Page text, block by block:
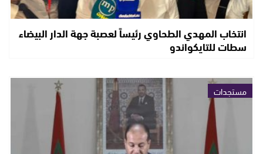
انتخاب المهدي الطحاوي رئيساً لعصبة جهة الدار البيضاء
سطات للتايكواندو
مستجدات